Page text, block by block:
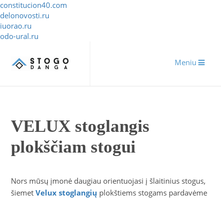
constitucion40.com
delonovosti.ru
iuorao.ru
odo-ural.ru
Meniu
VELUX stoglangis
plokščiam stogui
Nors mūsų įmonė daugiau orientuojasi į šlaitinius stogus,
šiemetVelux stoglangių plokštiems stogams pardavėme